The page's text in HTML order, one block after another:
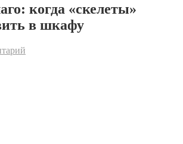
когда «скелеты»
в шкафу